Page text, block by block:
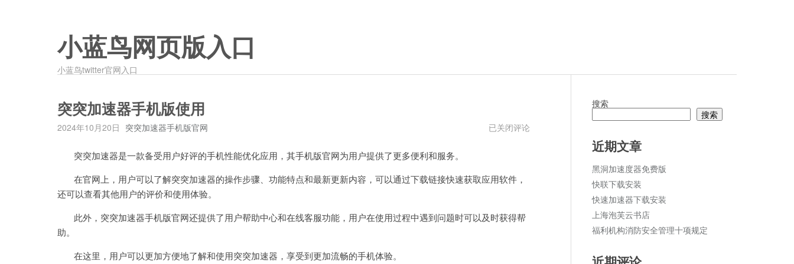
小蓝鸟网页版入口
小蓝鸟twitter官网入口
突突加速器手机版使用
2024年10月20日 突突加速器手机版官网
突
手
机
用
已关闭评论
突突加速器是一款备受用户好评的手机性能优化应用，其手机版官网为用户提供了更多便利和服务。
在官网上，用户可以了解突突加速器的操作步骤、功能特点和最新更新内容，可以通过下载链接快速获取应用软件，
还可以查看其他用户的评价和使用体验。
此外，突突加速器手机版官网还提供了用户帮助中心和在线客服功能，用户在使用过程中遇到问题时可以及时获得帮
助。
在这里，用户可以更加方便地了解和使用突突加速器，享受到更加流畅的手机体验。
搜索
搜索
近期文章
黑洞加速度器免费版
快联下载安装
快速加速器下载安装
上海泡芙云书店
福利机构消防安全管理十项规定